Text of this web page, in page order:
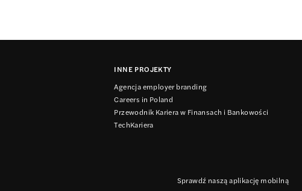
INNE PROJEKTY
Agencja employer branding
Careers in Poland
Przewodnik Kariera w Finansach i Bankowości
TechKariera
Sprawdź naszą aplikację mobilną